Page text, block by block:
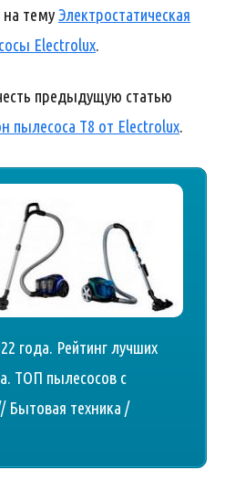
темуЭлектростатическая
Electrolux.
предыдущую статью
пылесоса T8 от Electrolux.
года. Рейтинг лучших
ТОП пылесосов с
Бытовая техника /